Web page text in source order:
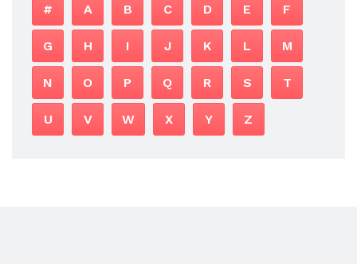
# A B C D E F
G H I J K L M
N O P Q R S T
U V W X Y Z